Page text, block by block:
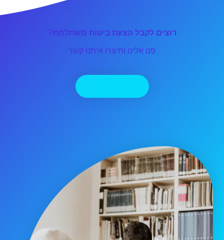
רוצים לקבל הצעת ביטוח משתלמת?
פנו אלינו ותיצרו איתנו קשר